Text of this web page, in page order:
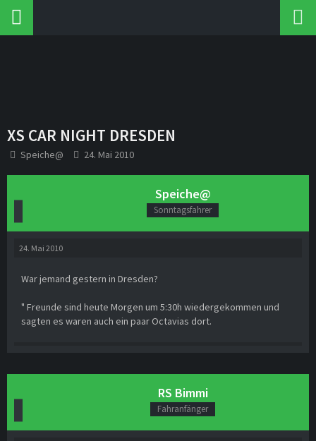
XS CAR NIGHT DRESDEN
Speiche@ 24. Mai 2010
Speiche@
Sonntagsfahrer
24. Mai 2010
War jemand gestern in Dresden?
" Freunde sind heute Morgen um 5:30h wiedergekommen und
sagten es waren auch ein paar Octavias dort.
RS Bimmi
Fahranfänger